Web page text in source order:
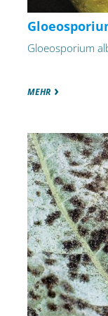
Gloeosporium
MEHR